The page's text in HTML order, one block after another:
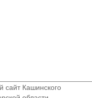
Кашинского